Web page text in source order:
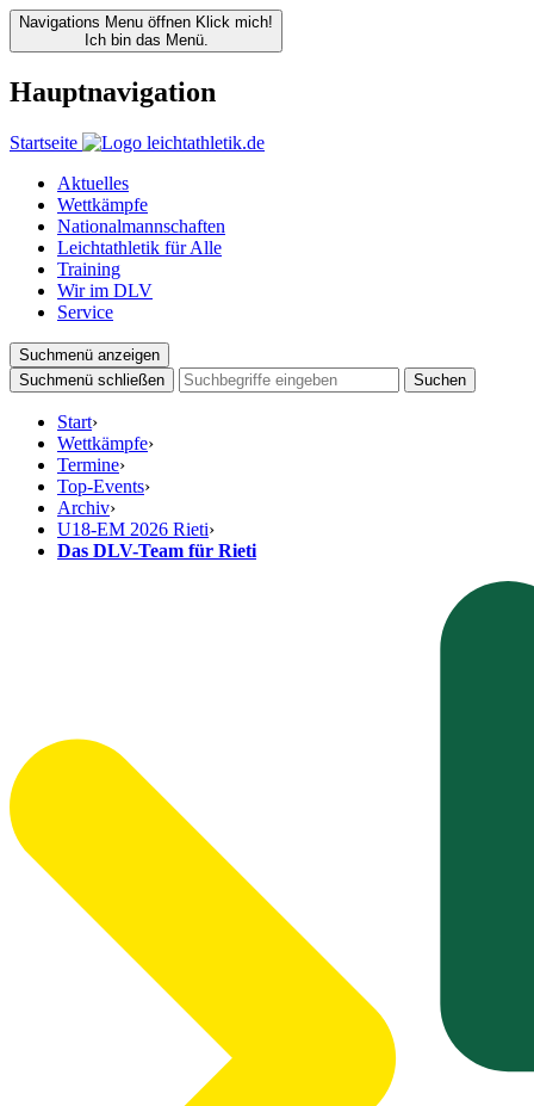
Navigations Menu öffnen Klick mich!
Ich bin das Menü.
Hauptnavigation
Startseite
Aktuelles
Wettkämpfe
Nationalmannschaften
Leichtathletik für Alle
Training
Wir im DLV
Service
Suchmenü anzeigen
Suchmenü schließen
Suchen
Start›
Wettkämpfe›
Termine›
Top-Events›
Archiv›
U18-EM 2026 Rieti›
Das DLV-Team für Rieti